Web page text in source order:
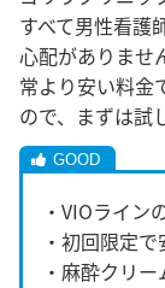
すべて男性看護
心配がありませ
常より安い料金
ので、まずは試
・VIOライン
・初回限定
・麻酔クリ